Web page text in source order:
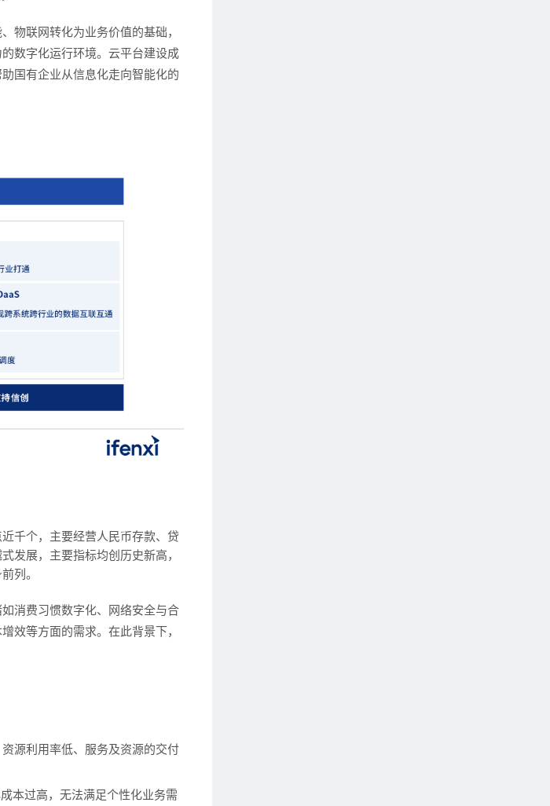
物联网转化为业务价值的基础，
数字化运行环境。云平台建设成
国有企业从信息化走向智能化的
千个，主要经营人民币存款、贷
发展，主要指标均创历史新高，
列。
消费习惯数字化、网络安全与合
效等方面的需求。在此背景下，
源利用率低、服务及资源的交付
本过高，无法满足个性化业务需